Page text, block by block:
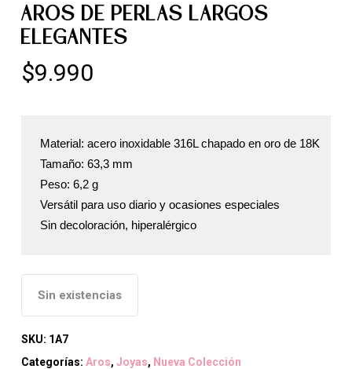
AROS DE PERLAS LARGOS
ELEGANTES
$9.990
Material: acero inoxidable 316L chapado en oro de 18K
Tamaño: 63,3 mm
Peso: 6,2 g
Versátil para uso diario y ocasiones especiales
Sin decoloración, hiperalérgico
Sin existencias
SKU: 1A7
Categorías: Aros, Joyas, Nueva Colección